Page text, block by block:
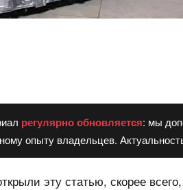
регулярно обновляется: мы
опыту владельцев.
эту статью, скорее